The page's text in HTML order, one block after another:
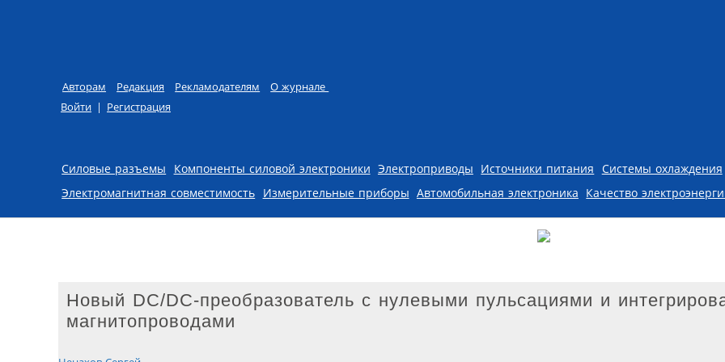
Авторам Редакция Рекламодателям
О журнале
Войти | Регистрация
Skip to content
Силовые разъемы Компоненты силовой электроники Электроприводы Источники питания Системы охлаждения
Электромагнитная совместимость Измерительные приборы Автомобильная электроника Качество
Новый DC/DC-преобразователь с нулевыми пульсациями и
магнитопроводами